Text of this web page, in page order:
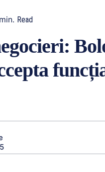
min. Read